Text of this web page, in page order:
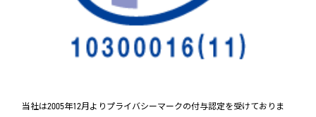
当社は2005年12月よりプライバシーマークの付与認定を受けておりま